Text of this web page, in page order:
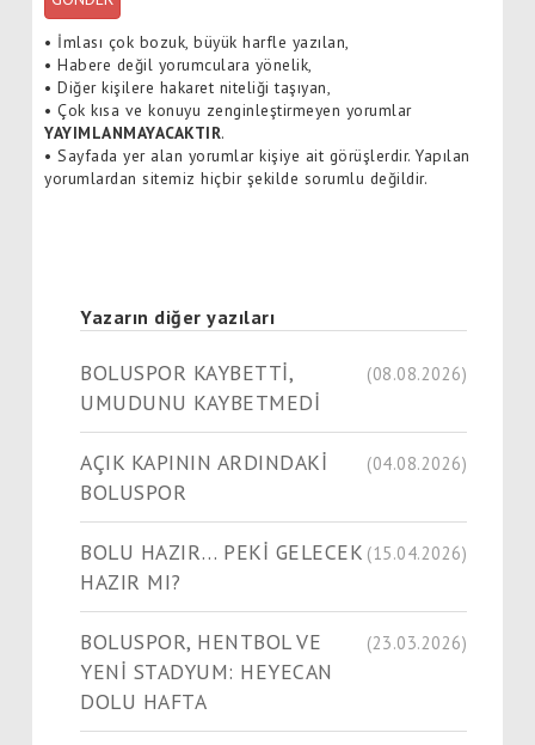
• İmlası çok bozuk, büyük harfle yazılan,
• Habere değil yorumculara yönelik,
• Diğer kişilere hakaret niteliği taşıyan,
• Çok kısa ve konuyu zenginleştirmeyen yorumlar
YAYIMLANMAYACAKTIR.
• Sayfada yer alan yorumlar kişiye ait görüşlerdir. Yapılan
yorumlardan sitemiz hiçbir şekilde sorumlu değildir.
Yazarın diğer yazıları
BOLUSPOR KAYBETTİ,
UMUDUNU KAYBETMEDİ
(08.08.2026)
AÇIK KAPININ ARDINDAKİ
BOLUSPOR
(04.08.2026)
BOLU HAZIR… PEKİ GELECEK
HAZIR MI?
(15.04.2026)
BOLUSPOR, HENTBOL VE
YENİ STADYUM: HEYECAN
DOLU HAFTA
(23.03.2026)